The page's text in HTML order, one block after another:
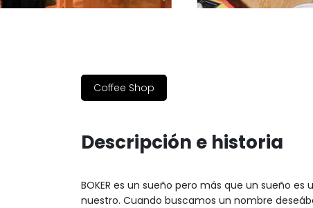
Coffee Shop
Descripción e historia
BOKER es un sueño pero más que un sueño
nuestro. Cuando buscamos un nombre